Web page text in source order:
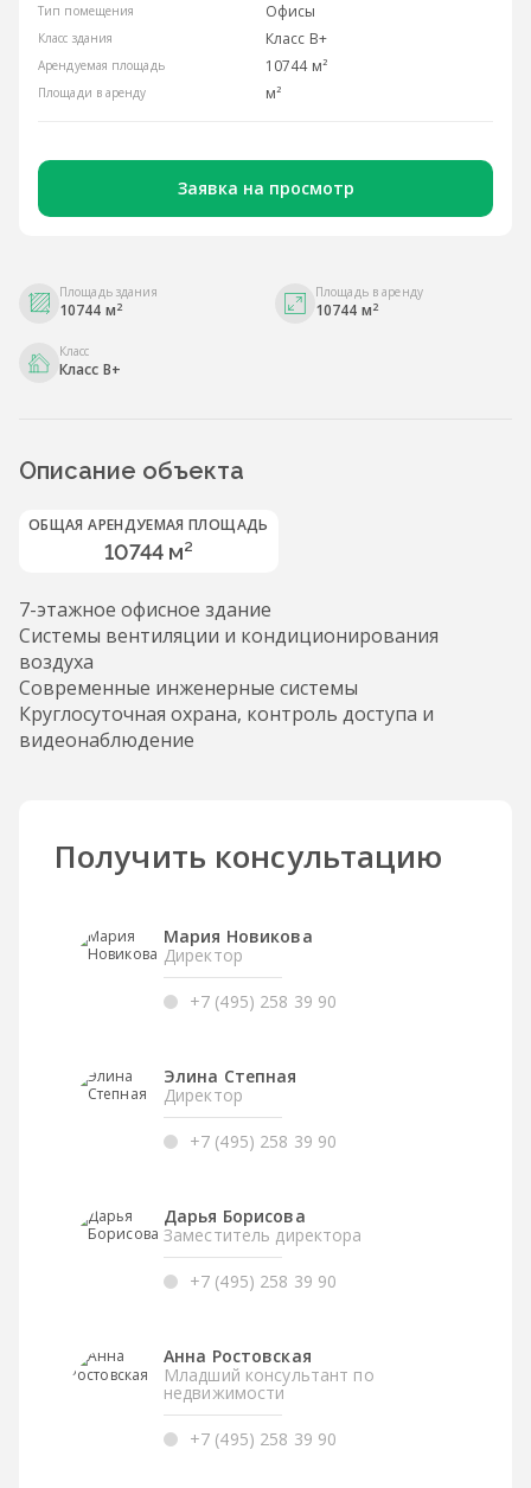
Тип помещения Офисы
Класс здания Класс B+
Арендуемая площадь 10744 м²
Площади в аренду м²
Заявка на просмотр
Площадь здания
10744 м2
Площадь в аренду
10744 м2
Класс
Класс B+
Описание объекта
ОБЩАЯ АРЕНДУЕМАЯ ПЛОЩАДЬ
10744 м²
7-этажное офисное здание
Системы вентиляции и кондиционирования
воздуха
Современные инженерные системы
Круглосуточная охрана, контроль доступа и
видеонаблюдение
Получить консультацию
Мария Новикова
Директор
+7 (495) 258 39 90
Элина Степная
Директор
+7 (495) 258 39 90
Дарья Борисова
Заместитель директора
+7 (495) 258 39 90
Анна Ростовская
Младший консультант по
недвижимости
+7 (495) 258 39 90